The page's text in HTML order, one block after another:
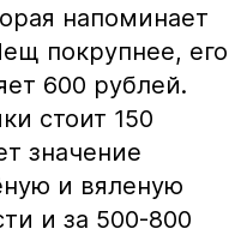
напоминает
покрупнее, его
600 рублей.
стоит 150
значение
и вяленую
и за 500-800